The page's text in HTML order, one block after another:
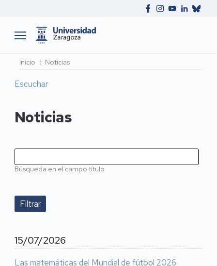
Ruta
de
navegación
Inicio Noticias
Escuchar
Noticias
Búsqueda en el campo título
15/07/2026
Las matemáticas del Mundial de fútbol 2026